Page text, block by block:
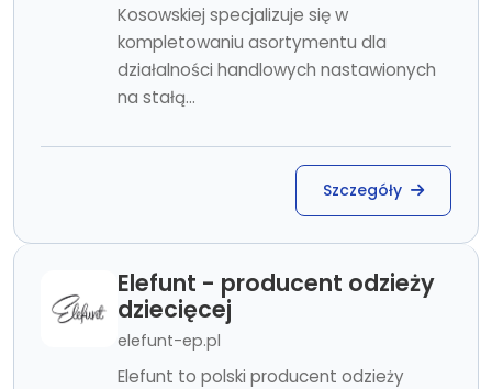
Kosowskiej specjalizuje się w
kompletowaniu asortymentu dla
działalności handlowych nastawionych
na stałą...
Szczegóły
Elefunt - producent odzieży
dziecięcej
elefunt-ep.pl
Elefunt to polski producent odzieży